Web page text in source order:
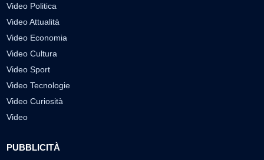
Video Politica
Video Attualità
Video Economia
Video Cultura
Video Sport
Video Tecnologie
Video Curiosità
Video
PUBBLICITÀ